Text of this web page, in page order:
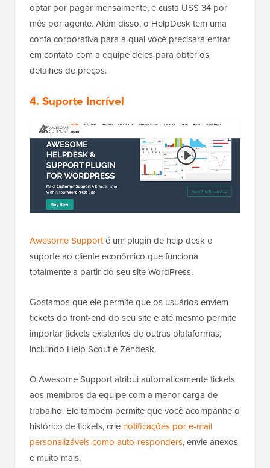
optar por pagar mensalmente, e custa US$ 34 por
mês por agente. Além disso, o HelpDesk tem uma
conta corporativa para a qual você precisará entrar
em contato com a equipe deles para obter os
detalhes de preços.
4. Suporte Incrível
Awesome Supporté um plugin de help desk e
suporte ao cliente econômico que funciona
totalmente a partir do seu site WordPress.
Gostamos que ele permite que os usuários enviem
tickets do front-end do seu site e até mesmo permite
importar tickets existentes de outras plataformas,
incluindo Help Scout e Zendesk.
O Awesome Support atribui automaticamente tickets
aos membros da equipe com a menor carga de
trabalho. Ele também permite que você acompanhe o
histórico de tickets, crie notificações por e-mail
personalizáveis como auto-responders, envie anexos
e muito mais.